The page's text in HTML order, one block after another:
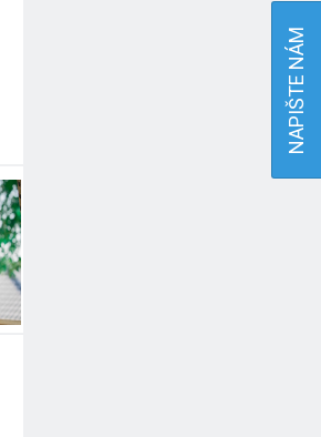
NAPIŠTE NÁM